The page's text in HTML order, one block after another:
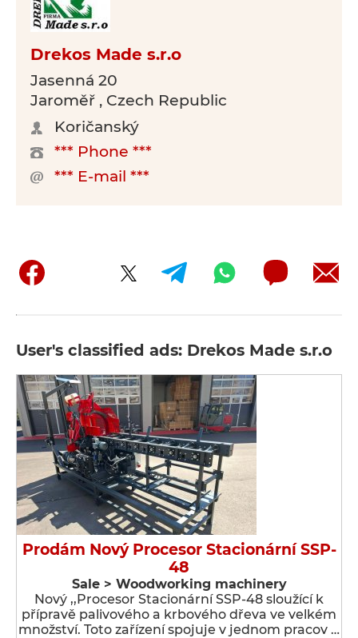
Drekos Made s.r.o
Jasenná 20
Jaroměř , Czech Republic
Koričanský
*** Phone ***
*** E-mail ***
User's classified ads: Drekos Made s.r.o
Prodám Nový Procesor Stacionární SSP-
48
Sale > Woodworking machinery
Nový ,,Procesor Stacionární SSP-48 sloužící k
přípravě palivového a krbového dřeva ve velkém
množství. Toto zařízení spojuje v jednom pracov …